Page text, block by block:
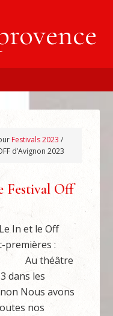
Festivals 2023 /
d’Avignon 2023
Festival Off
In et le Off
premières :
Au théâtre
dans les
Nous avons
nos